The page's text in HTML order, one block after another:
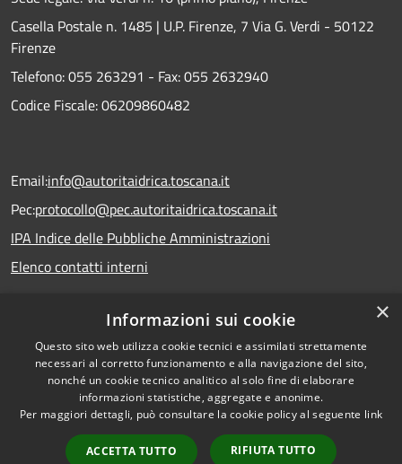
Casella Postale n. 1485 | U.P. Firenze, 7 Via G. Verdi - 50122
Firenze
Telefono:055 263291 - Fax:055 2632940
Codice Fiscale: 06209860482
Email:info@autoritaidrica.toscana.it
Pec:protocollo@pec.autoritaidrica.toscana.it
IPA Indice delle Pubbliche Amministrazioni
Elenco contatti interni
Dichiarazione accessibilità
Accessibilità
Copyright © 2026 • Autorità
Idrica Toscana • Powered by
Municipium•
Accesso
×
Informazioni sui cookie
Questo sito web utilizza cookie tecnici e assimilati strettamente
necessari al corretto funzionamento e alla navigazione del sito,
nonché un cookie tecnico analitico al solo fine di elaborare
informazioni statistiche, aggregate e anonime.
Per maggiori dettagli, può consultare la cookie policy al seguente link
ACCETTA TUTTO RIFIUTA TUTTO